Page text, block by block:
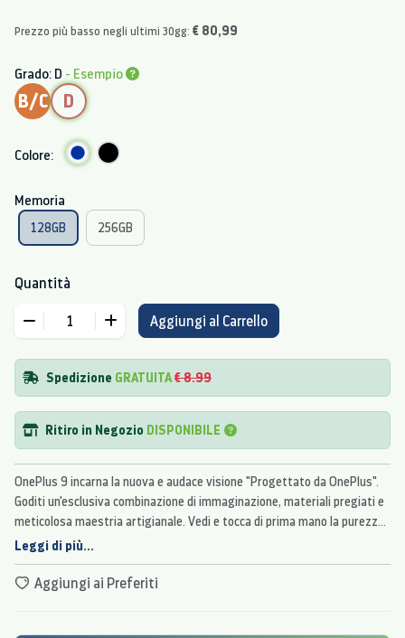
Prezzo più basso negli ultimi 30gg: € 80,99
Grado: D - Esempio
B/C D
Colore:
Memoria
128GB 256GB
Quantità
Aggiungi al Carrello
Spedizione GRATUITA€ 8.99
Ritiro in Negozio DISPONIBILE
OnePlus 9 incarna la nuova e audace visione "Progettato da OnePlus".
Goditi un'esclusiva combinazione di immaginazione, materiali pregiati e
meticolosa maestria artigianale. Vedi e tocca di prima mano la purezza
del design di OnePlus 9.
Leggi di più...
Aggiungi ai Preferiti